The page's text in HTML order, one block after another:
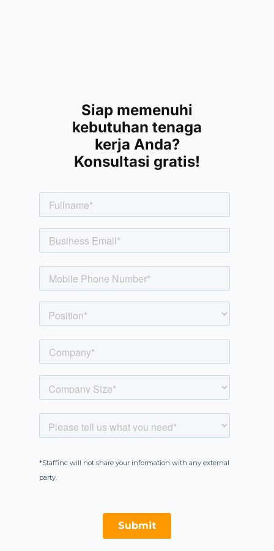
Siap memenuhi
kebutuhan tenaga
kerja Anda?
Konsultasi gratis!